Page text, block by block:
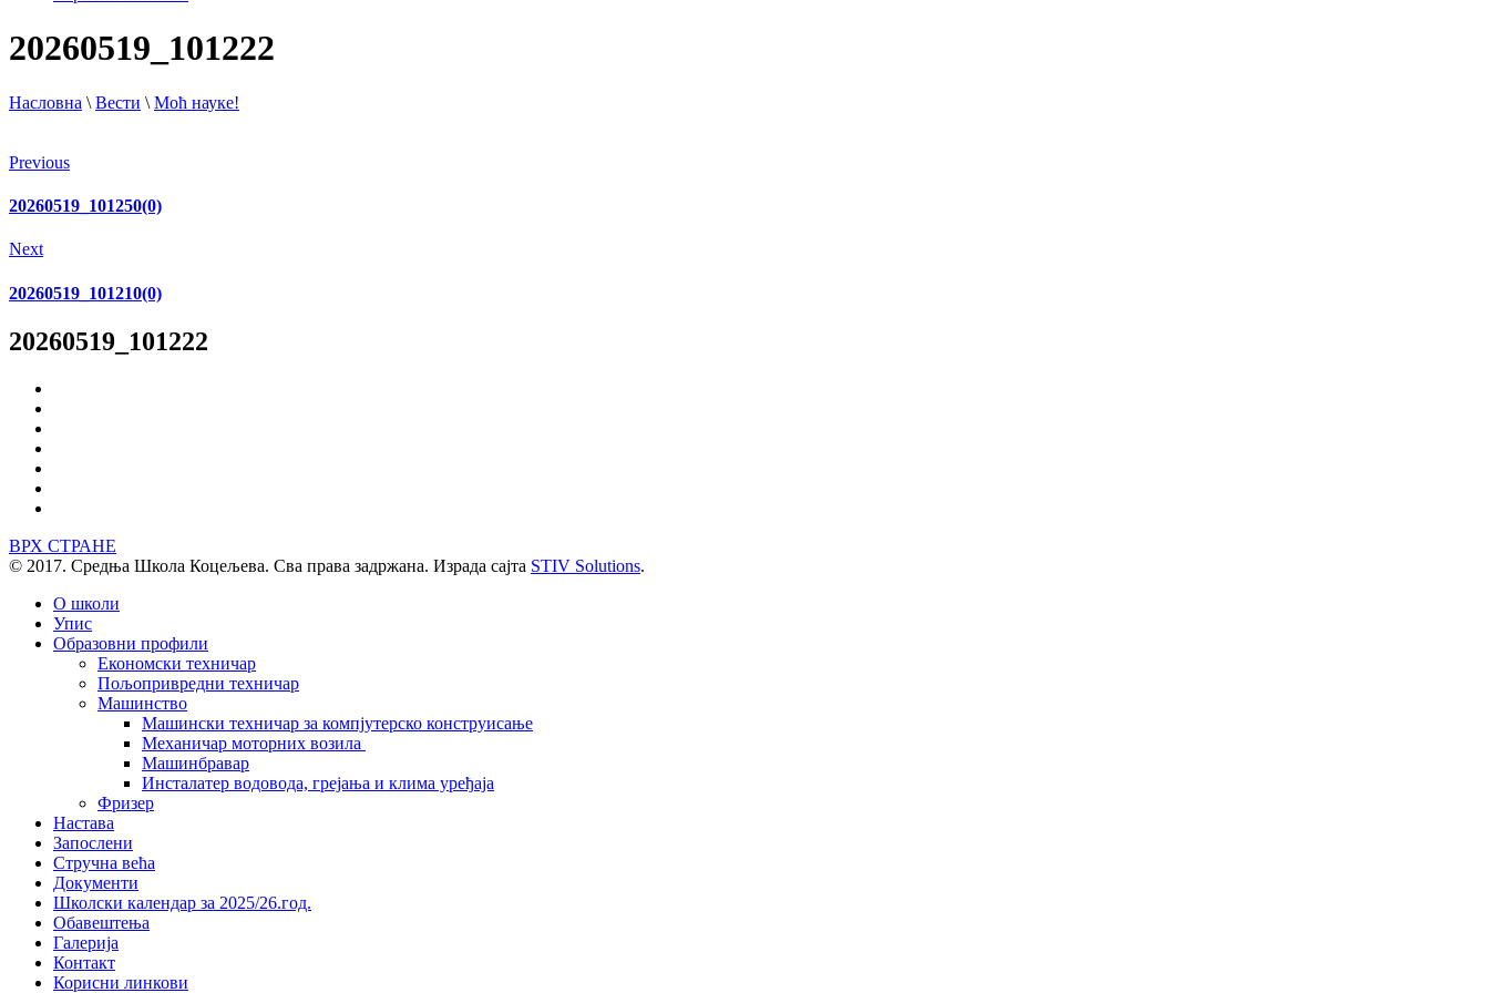
20260519_101222
Насловна \ Вести \ Моћ науке!
Previous
20260519_101250(0)
Next
20260519_101210(0)
20260519_101222
ВРХ СТРАНЕ
© 2017. Средња Школа Коцељева. Сва права задржана. Израда сајта STIV Solutions.
О школи
Упис
Образовни профили
Економски техничар
Пољопривредни техничар
Машинство
Машински техничар за компјутерско конструисање
Механичар моторних возила
Машинбравар
Инсталатер водовода, грејања и клима уређаја
Фризер
Настава
Запослени
Стручна већа
Документи
Школски календар за 2025/26.год.
Обавештења
Галерија
Контакт
Корисни линкови